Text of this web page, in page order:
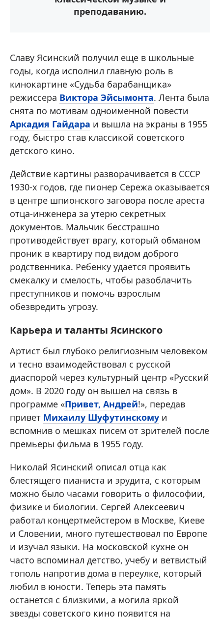
преподаванию.
Славу Ясинский получил еще в школьные
годы, когда исполнил главную роль в
кинокартине «Судьба барабанщика»
режиссера Виктора Эйсымонта. Лента была
снята по мотивам одноименной повести
Аркадия Гайдара и вышла на экраны в 1955
году, быстро став классикой советского
детского кино.
Действие картины разворачивается в СССР
1930-х годов, где пионер Сережа оказывается
в центре шпионского заговора после ареста
отца-инженера за утерю секретных
документов. Мальчик бесстрашно
противодействует врагу, который обманом
проник в квартиру под видом доброго
родственника. Ребенку удается проявить
смекалку и смелость, чтобы разоблачить
преступников и помочь взрослым
обезвредить угрозу.
Карьера и таланты Ясинского
Артист был глубоко религиозным человеком
и тесно взаимодействовал с русской
диаспорой через культурный центр «Русский
дом». В 2020 году он вышел на связь в
программе «Привет, Андрей!», передав
привет Михаилу Шуфутинскому и
вспомнив о мешках писем от зрителей после
премьеры фильма в 1955 году.
Николай Ясинский описал отца как
блестящего пианиста и эрудита, с которым
можно было часами говорить о философии,
физике и биологии. Сергей Алексеевич
работал концертмейстером в Москве, Киеве
и Словении, много путешествовал по Европе
и изучал языки. На московской кухне он
часто вспоминал детство, учебу и ветвистый
тополь напротив дома в переулке, который
любил в юности. Теперь эта память
останется с близкими, а могила яркой
звезды советского кино появится на